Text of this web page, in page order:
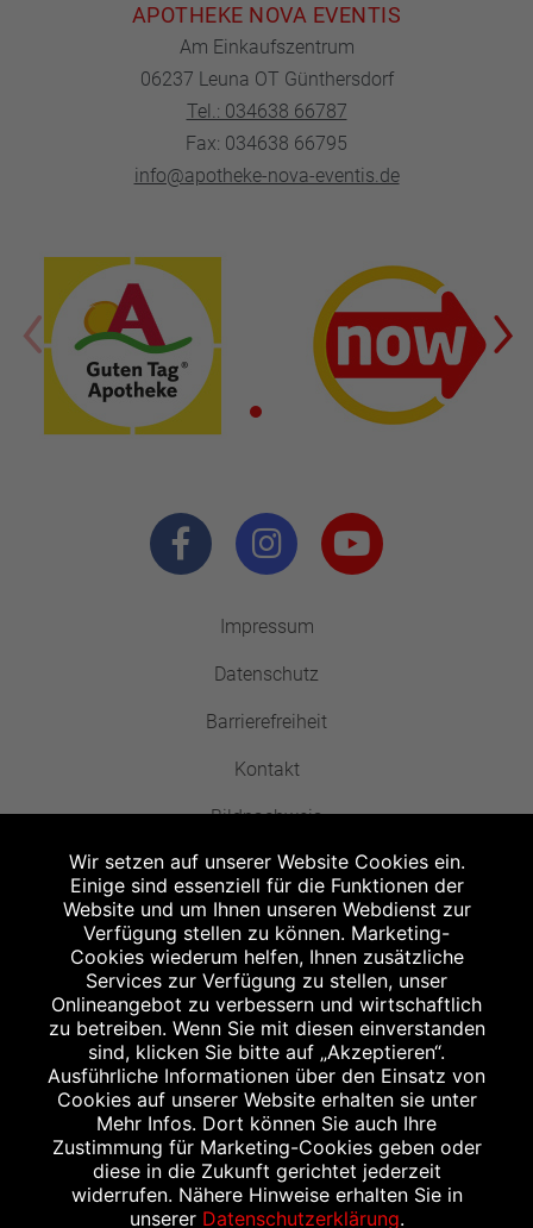
APOTHEKE NOVA EVENTIS
Am Einkaufszentrum
06237 Leuna OT Günthersdorf
Tel.: 034638 66787
Fax: 034638 66795
info@apotheke-nova-eventis.de
Impressum
Datenschutz
Barrierefreiheit
Kontakt
Bildnachweis
Abgabe in haushaltsüblichen Mengen, solange der Vorrat reicht. Für Druck-
und Satzfehler keine Haftung.
Zu Risiken und Nebenwirkungen lesen Sie die Packungsbeilage und fragen
Sie Ihren Arzt oder Apotheker.
Angabe nach der deutschen Arzneimitteltaxe Apothekenerstattungspreis
(AEP). Der AEP ist keine unverbindliche Preisempfehlung der Hersteller. Der
AEP ist ein von den Apotheken in Ansatz gebrachter Preis für rezeptfreie
Arzneimittel. Er entspricht in der Höhe dem für Apotheken verbindlichen
Abgabepreis, zu dem eine Apotheke in bestimmten Fällen (z.B. bei Kindern
unter 12 Jahren) das Produkt mit der gesetzlichen Krankenversicherung
abrechnet. Der AEP ist der allgemeine Erstattungspreis im Falle einer
Kostenübernahme durch die gesetzlichen Krankenkassen, vor Abzug eines
Zwangsrabattes (zur Zeit 5%) nach §130 Abs. 1 SGB V.
Wir setzen auf unserer Website Cookies ein.
Einige sind essenziell für die Funktionen der
Website und um Ihnen unseren Webdienst zur
Verfügung stellen zu können. Marketing-
Cookies wiederum helfen, Ihnen zusätzliche
Services zur Verfügung zu stellen, unser
Onlineangebot zu verbessern und wirtschaftlich
zu betreiben. Wenn Sie mit diesen einverstanden
sind, klicken Sie bitte auf „Akzeptieren“.
Ausführliche Informationen über den Einsatz von
Cookies auf unserer Website erhalten sie unter
Mehr Infos. Dort können Sie auch Ihre
Zustimmung für Marketing-Cookies geben oder
diese in die Zukunft gerichtet jederzeit
widerrufen. Nähere Hinweise erhalten Sie in
unserer Datenschutzerklärung.